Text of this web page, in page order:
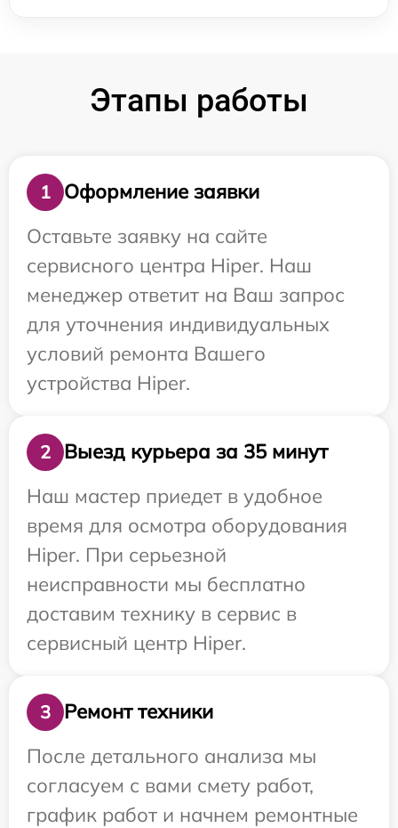
Этапы работы
1
Оформление заявки
Оставьте заявку на сайте
сервисного центра Hiper. Наш
менеджер ответит на Ваш запрос
для уточнения индивидуальных
условий ремонта Вашего
устройства Hiper.
2
Выезд курьера за 35 минут
Наш мастер приедет в удобное
время для осмотра оборудования
Hiper. При серьезной
неисправности мы бесплатно
доставим технику в сервис в
сервисный центр Hiper.
3
Ремонт техники
После детального анализа мы
согласуем с вами смету работ,
график работ и начнем ремонтные